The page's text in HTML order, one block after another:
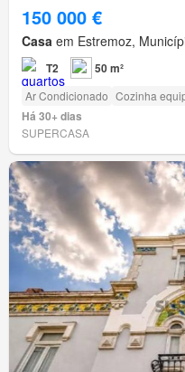
150 000 €
Casa em Estremoz,
T2 50 m²
Ar Condicionado Cozinha
Há 30+ dias
SUPERCASA